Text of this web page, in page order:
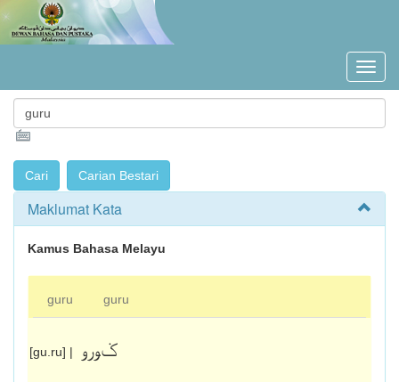
Maklumat Kata
Kamus Bahasa Melayu
guru guru
[gu.ru] | ݢورو